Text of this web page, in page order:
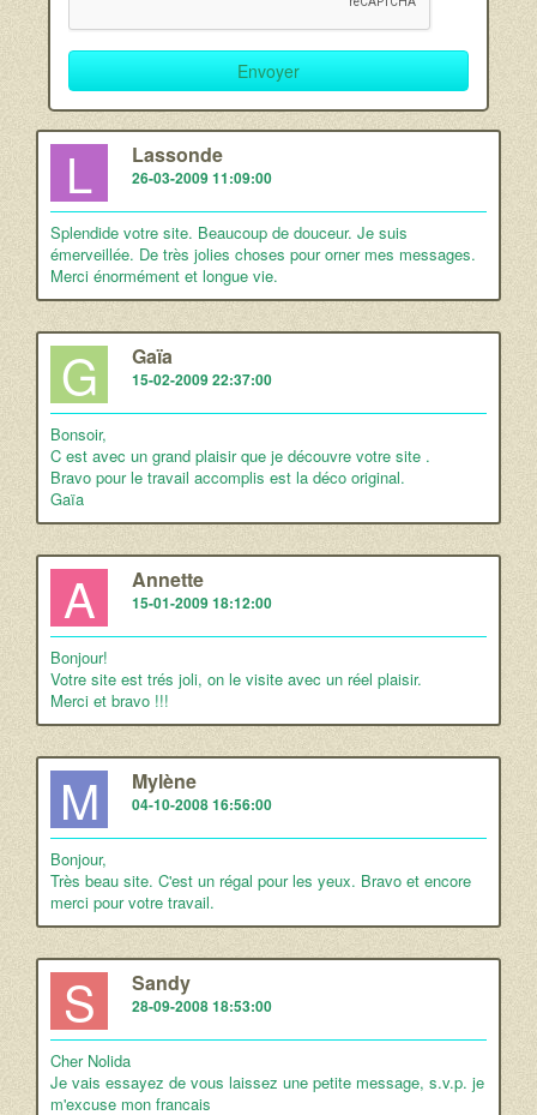
L Lassonde
26-03-2009 11:09:00
Splendide votre site. Beaucoup de douceur. Je suis
émerveillée. De très jolies choses pour orner mes messages.
Merci énormément et longue vie.
G Gaïa
15-02-2009 22:37:00
Bonsoir,
C est avec un grand plaisir que je découvre votre site .
Bravo pour le travail accomplis est la déco original.
Gaïa
A Annette
15-01-2009 18:12:00
Bonjour!
Votre site est trés joli, on le visite avec un réel plaisir.
Merci et bravo !!!
M Mylène
04-10-2008 16:56:00
Bonjour,
Très beau site. C'est un régal pour les yeux. Bravo et encore
merci pour votre travail.
S Sandy
28-09-2008 18:53:00
Cher Nolida
Je vais essayez de vous laissez une petite message, s.v.p. je
m'excuse mon francais